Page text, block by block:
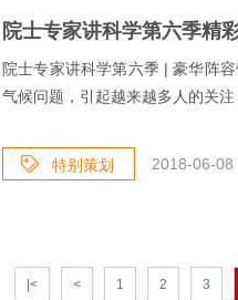
院士专家讲科学第六季精
院士专家讲科学第六季 | 豪华阵
气候问题，引起越来越多人的关
特别策划 2018-06-08
|< < 1 2 3